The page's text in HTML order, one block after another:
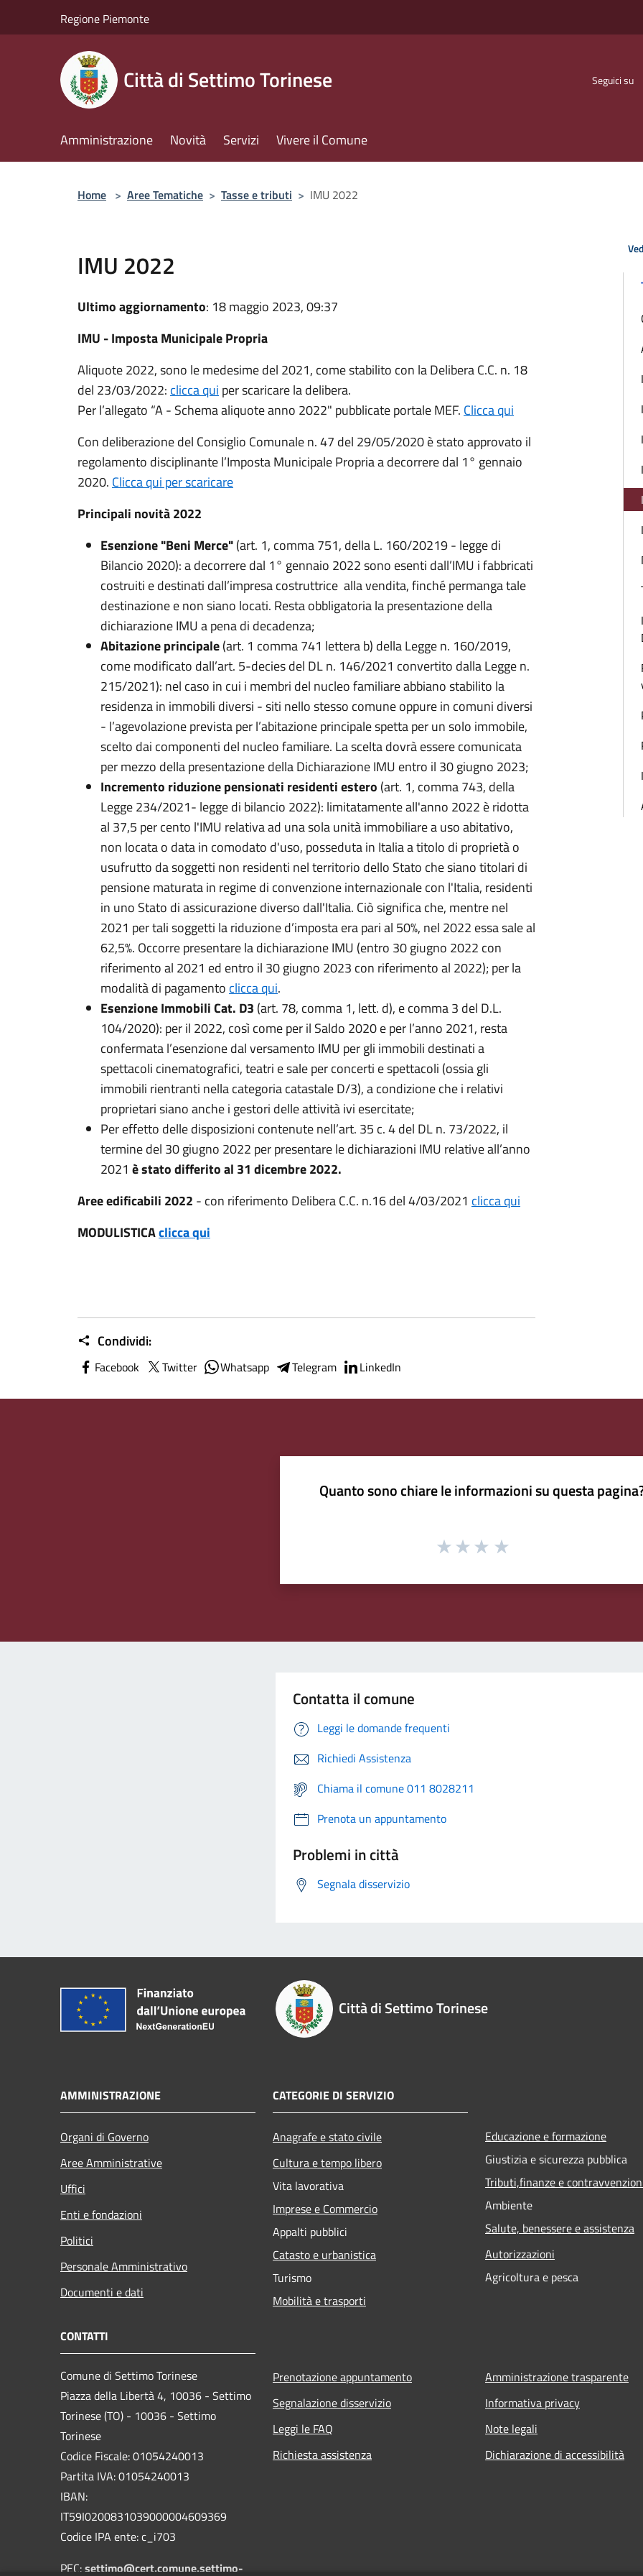
Regione Piemonte
Città di Settimo Torinese Seguici su
Amministrazione Novità Servizi Vivere il Comune
Home > Aree Tematiche > Tasse e tributi > IMU 2022
IMU 2022
Ultimo aggiornamento: 18 maggio 2023, 09:37
IMU - Imposta Municipale Propria
Aliquote 2022, sono le medesime del 2021, come stabilito con la Delibera C.C. n. 18
del 23/03/2022: clicca qui per scaricare la delibera.
Per l’allegato “A - Schema aliquote anno 2022" pubblicate portale MEF. Clicca qui
Con deliberazione del Consiglio Comunale n. 47 del 29/05/2020 è stato approvato il
regolamento disciplinante l’Imposta Municipale Propria a decorrere dal 1° gennaio
2020. Clicca qui per scaricare
Principali novità 2022
Esenzione "Beni Merce"(art. 1, comma 751, della L. 160/20219 - legge di
Bilancio 2020): a decorrere dal 1° gennaio 2022 sono esenti dall’IMU i fabbricati
costruiti e destinati dall’impresa costruttrice alla vendita, finché permanga tale
destinazione e non siano locati. Resta obbligatoria la presentazione della
dichiarazione IMU a pena di decadenza;
Abitazione principale(art. 1 comma 741 lettera b) della Legge n. 160/2019,
come modificato dall’art. 5-decies del DL n. 146/2021 convertito dalla Legge n.
215/2021): nel caso in cui i membri del nucleo familiare abbiano stabilito la
residenza in immobili diversi - siti nello stesso comune oppure in comuni diversi
- l’agevolazione prevista per l’abitazione principale spetta per un solo immobile,
scelto dai componenti del nucleo familiare. La scelta dovrà essere comunicata
per mezzo della presentazione della Dichiarazione IMU entro il 30 giugno 2023;
Incremento riduzione pensionati residenti estero (art. 1, comma 743, della
Legge 234/2021- legge di bilancio 2022): limitatamente all'anno 2022 è ridotta
al 37,5 per cento l'IMU relativa ad una sola unità immobiliare a uso abitativo,
non locata o data in comodato d'uso, posseduta in Italia a titolo di proprietà o
usufrutto da soggetti non residenti nel territorio dello Stato che siano titolari di
pensione maturata in regime di convenzione internazionale con l'Italia, residenti
in uno Stato di assicurazione diverso dall'Italia. Ciò significa che, mentre nel
2021 per tali soggetti la riduzione d’imposta era pari al 50%, nel 2022 essa sale al
62,5%. Occorre presentare la dichiarazione IMU (entro 30 giugno 2022 con
riferimento al 2021 ed entro il 30 giugno 2023 con riferimento al 2022); per la
modalità di pagamento clicca qui.
Esenzione Immobili Cat. D3 (art. 78, comma 1, lett. d), e comma 3 del D.L.
104/2020): per il 2022, così come per il Saldo 2020 e per l’anno 2021, resta
confermata l’esenzione dal versamento IMU per gli immobili destinati a
spettacoli cinematografici, teatri e sale per concerti e spettacoli (ossia gli
immobili rientranti nella categoria catastale D/3), a condizione che i relativi
proprietari siano anche i gestori delle attività ivi esercitate;
Per effetto delle disposizioni contenute nell’art. 35 c. 4 del DL n. 73/2022, il
termine del 30 giugno 2022 per presentare le dichiarazioni IMU relative all’anno
2021 è stato differito al 31 dicembre 2022.
Aree edificabili 2022 - con riferimento Delibera C.C. n.16 del 4/03/2021 clicca qui
MODULISTICAclicca qui
Condividi:
Facebook Twitter Whatsapp Telegram LinkedIn
Quanto sono chiare le informazioni su questa
Contatta il comune
Leggi le domande frequenti
Richiedi Assistenza
Chiama il comune 011 8028211
Prenota un appuntamento
Problemi in città
Segnala disservizio
Città di Settimo Torinese
AMMINISTRAZIONE
Organi di Governo
Aree Amministrative
Uffici
Enti e fondazioni
Politici
Personale Amministrativo
Documenti e dati
CATEGORIE DI SERVIZIO
Anagrafe e stato civile
Cultura e tempo libero
Vita lavorativa
Imprese e Commercio
Appalti pubblici
Catasto e urbanistica
Turismo
Mobilità e trasporti
Educazione e formazione
Giustizia e sicurezza pubblica
Tributi,finanze e
Ambiente
Salute, benessere e assistenza
Autorizzazioni
Agricoltura e pesca
CONTATTI
Comune di Settimo Torinese
Piazza della Libertà 4, 10036 - Settimo
Torinese (TO) - 10036 - Settimo
Torinese
Codice Fiscale: 01054240013
Partita IVA: 01054240013
IBAN:
IT59I0200831039000004609369
Codice IPA ente: c_i703
PEC:settimo@cert.comune.settimo-
Prenotazione appuntamento
Segnalazione disservizio
Leggi le FAQ
Richiesta assistenza
Amministrazione trasparente
Informativa privacy
Note legali
Dichiarazione di accessibilità